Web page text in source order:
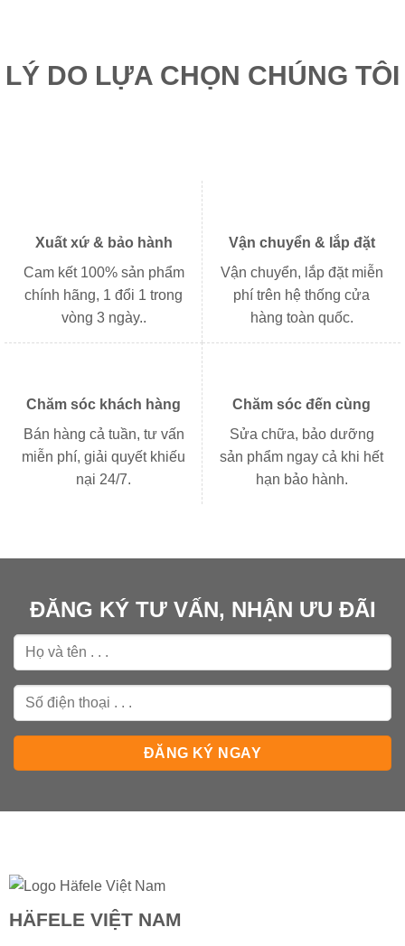
LÝ DO LỰA CHỌN CHÚNG TÔI
Xuất xứ & bảo hành
Cam kết 100% sản phẩm
chính hãng, 1 đổi 1 trong
vòng 3 ngày..
Vận chuyển & lắp đặt
Vận chuyển, lắp đặt miễn
phí trên hệ thống cửa
hàng toàn quốc.
Chăm sóc khách hàng
Bán hàng cả tuần, tư vấn
miễn phí, giải quyết khiếu
nại 24/7.
Chăm sóc đến cùng
Sửa chữa, bảo dưỡng
sản phẩm ngay cả khi hết
hạn bảo hành.
ĐĂNG KÝ TƯ VẤN, NHẬN ƯU ĐÃI
HÄFELE VIỆT NAM